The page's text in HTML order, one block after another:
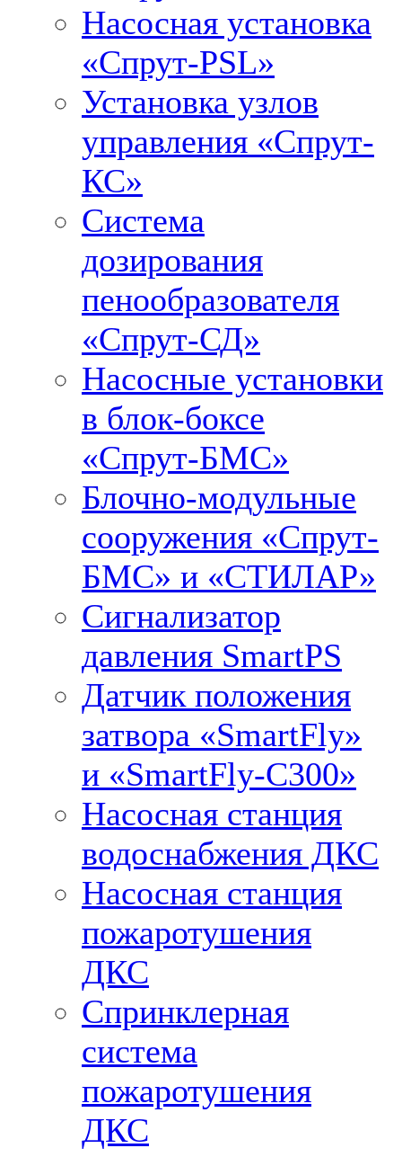
Насосная установка
«Спрут-PSL»
Установка узлов
управления «Спрут-
КС»
Система
дозирования
пенообразователя
«Спрут-СД»
Насосные установки
в блок-боксе
«Спрут-БМС»
Блочно-модульные
сооружения «Спрут-
БМС» и «СТИЛАР»
Сигнализатор
давления SmartPS
Датчик положения
затвора «SmartFly»
и «SmartFly-С300»
Насосная станция
водоснабжения ДКС
Насосная станция
пожаротушения
ДКС
Спринклерная
система
пожаротушения
ДКС